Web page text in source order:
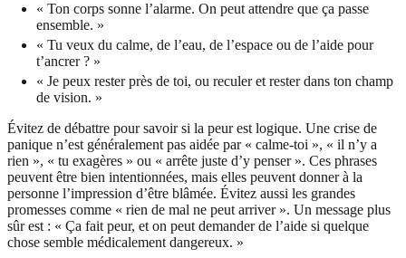
« Ton corps sonne l’alarme. On peut attendre que ça passe
ensemble. »
« Tu veux du calme, de l’eau, de l’espace ou de l’aide pour
t’ancrer ? »
« Je peux rester près de toi, ou reculer et rester dans ton champ
de vision. »
Évitez de débattre pour savoir si la peur est logique. Une crise de
panique n’est généralement pas aidée par « calme-toi », « il n’y a
rien », « tu exagères » ou « arrête juste d’y penser ». Ces phrases
peuvent être bien intentionnées, mais elles peuvent donner à la
personne l’impression d’être blâmée. Évitez aussi les grandes
promesses comme « rien de mal ne peut arriver ». Un message plus
sûr est : « Ça fait peur, et on peut demander de l’aide si quelque
chose semble médicalement dangereux. »